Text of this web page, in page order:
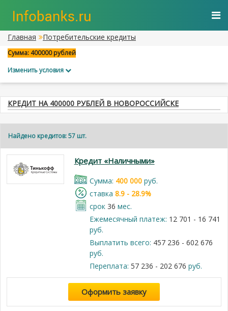
Главная Потребительские кредиты
КРЕДИТ НА 400000 РУБЛЕЙ В НОВОРОССИЙСКЕ
Сумма: 400000 рублей
Изменить условия
Найдено кредитов: 57 шт.
Кредит «Наличными»
Cумма: 400 000руб.
cтавка 8.9 - 28.9%
срок 36 мес.
Ежемесячный платеж: 12 701 - 16 741
руб.
Выплатить всего: 457 236 - 602 676
руб.
Переплата: 57 236 - 202 676 руб.
Оформить заявку